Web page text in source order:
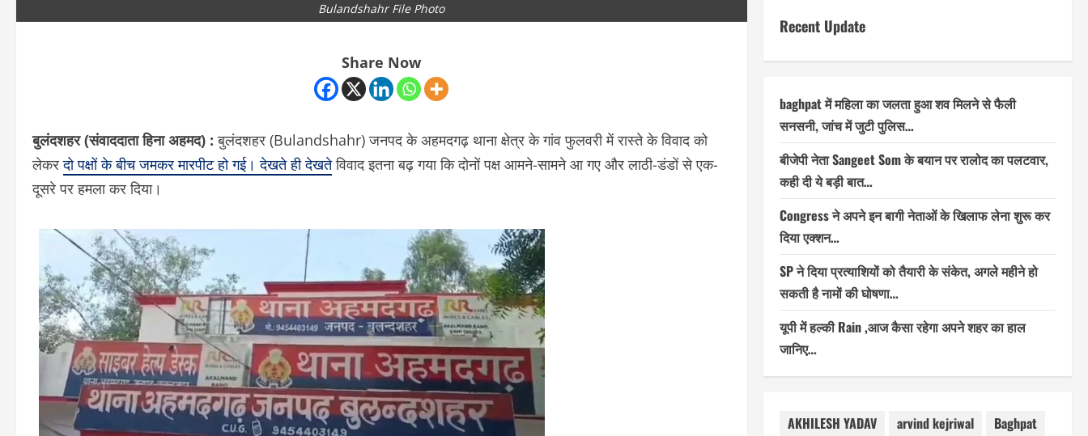
Bulandshahr File Photo
Share Now
बुलंदशहर (संवाददाता हिना अहमद) :बुलंदशहर (Bulandshahr) जनपद के अहमदगढ़ थाना क्षेत्र के गांव फुलवरी में रास्ते के विवाद को
लेकरदो पक्षों के बीच जमकर मारपीट हो गई। देखते ही देखतेविवाद इतना बढ़ गया कि दोनों पक्ष आमने-सामने आ गए और लाठी-डंडों से एक-
दूसरे पर हमला कर दिया।
Recent Update
baghpat में महिला का जलता हुआ शव मिलने से फैली
सनसनी, जांच में जुटी पुलिस…
बीजेपी नेता Sangeet Som के बयान पर रालोद का पलटवार,
कही दी ये बड़ी बात…
Congress ने अपने इन बागी नेताओं के खिलाफ लेना शुरू कर
दिया एक्शन…
SP ने दिया प्रत्याशियों को तैयारी के संकेत, अगले महीने हो
सकती है नामों की घोषणा…
यूपी में हल्की Rain ,आज कैसा रहेगा अपने शहर का हाल
जानिए…
AKHILESH YADAV arvind kejriwal
Baghpat